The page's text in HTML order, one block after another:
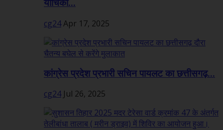
याचिका...
cg24Apr 17, 2025
कांग्रेस प्रदेश प्रभारी सचिन पायलट का छत्तीसगढ़...
cg24 Jul 26, 2025